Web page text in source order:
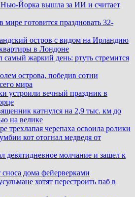
Нью-Йорка вышла за ИИ и считает
мире готовится праздновать 32-
остров с видом на Ирландию
в Лондоне
самый жаркий день: ртуть стремится
острова, победив сотни
мира
устроили вечный праздник в
катнулся на 2,9 тыс. км до
на велике
трехлапая черепаха освоила ролики
кот отогнал медведя от
девятидневное молчание и зашел к
дома фейерверками
хотят перестроить паб в